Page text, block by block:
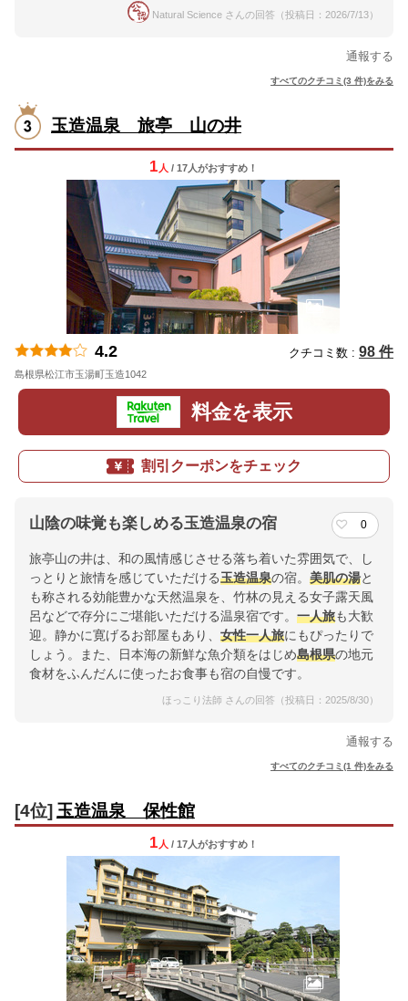
Natural Science さんの回答（投稿日：2026/7/13）
通報する
すべてのクチコミ(3 件)をみる
玉造温泉 旅亭 山の井
1 人 / 17人がおすすめ！
4.2 クチコミ数 : 98 件
島根県松江市玉湯町玉造1042
料金を表示
割引クーポンをチェック
山陰の味覚も楽しめる玉造温泉の宿 0
旅亭山の井は、和の風情感じさせる落ち着いた雰囲気で、し
っとりと旅情を感じていただける玉造温泉の宿。 美肌の湯と
も称される効能豊かな天然温泉を、竹林の見える女子露天風
呂などで存分にご堪能いただける温泉宿です。 一人旅も大歓
迎。静かに寛げるお部屋もあり、 女性一人旅にもぴったりで
しょう。また、日本海の新鮮な魚介類をはじめ島根県の地元
食材をふんだんに使ったお食事も宿の自慢です。
ほっこり法師 さんの回答（投稿日：2025/8/30）
通報する
すべてのクチコミ(1 件)をみる
[4位] 玉造温泉 保性館
1 人 / 17人がおすすめ！